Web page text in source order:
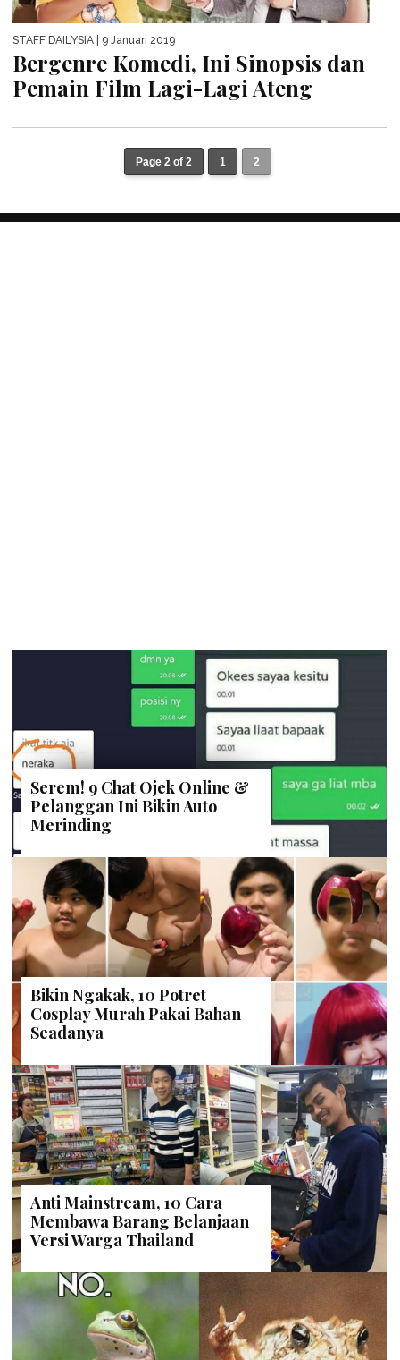
STAFF DAILYSIA | 9 Januari 2019
Bergenre Komedi, Ini Sinopsis dan
Pemain Film Lagi-Lagi Ateng
Page 2 of 2 1 2
Serem! 9 Chat Ojek Online &
Pelanggan Ini Bikin Auto
Merinding
Bikin Ngakak, 10 Potret
Cosplay Murah Pakai Bahan
Seadanya
Anti Mainstream, 10 Cara
Membawa Barang Belanjaan
Versi Warga Thailand